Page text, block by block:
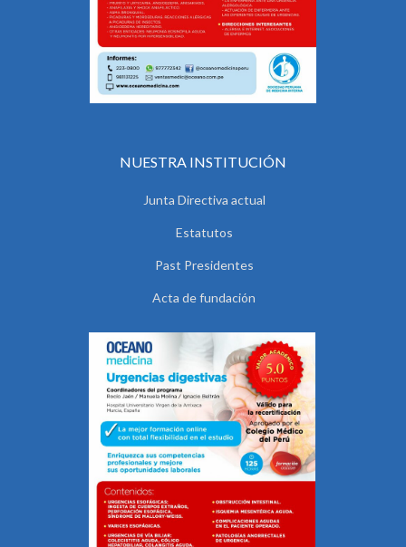
NUESTRA INSTITUCIÓN
Junta Directiva actual
Estatutos
Past Presidentes
Acta de fundación